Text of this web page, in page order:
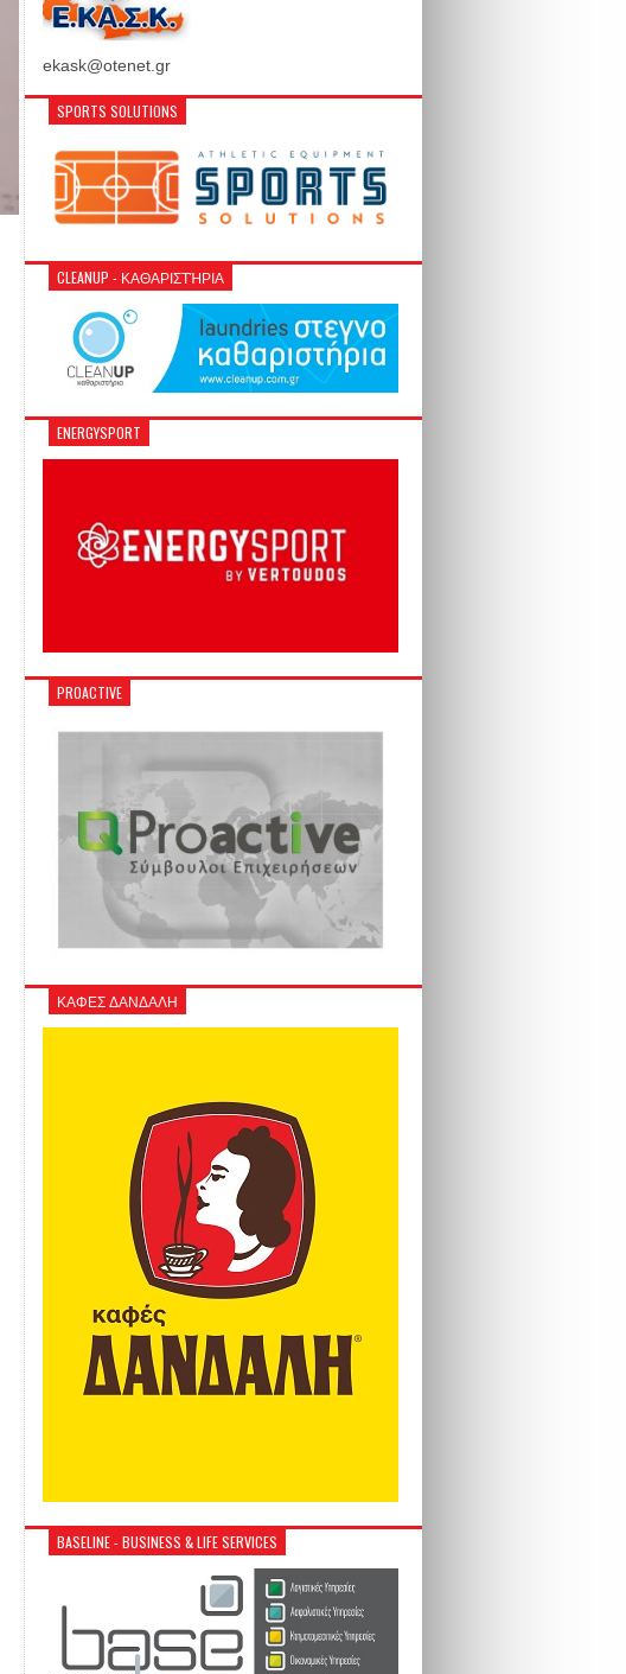
ekask@otenet.gr
SPORTS SOLUTIONS
CLEANUP - ΚΑΘΑΡΙΣΤΉΡΙΑ
ENERGYSPORT
PROACTIVE
ΚΑΦΕΣ ΔΑΝΔΑΛΗ
BASELINE - BUSINESS & LIFE SERVICES